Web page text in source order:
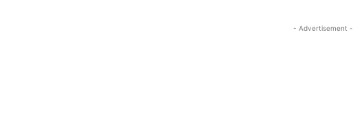
- Advertisement -